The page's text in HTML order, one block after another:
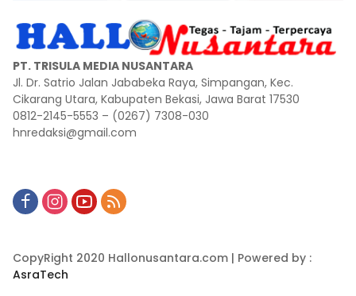
PT. TRISULA MEDIA NUSANTARA
Jl. Dr. Satrio Jalan Jababeka Raya, Simpangan, Kec.
Cikarang Utara, Kabupaten Bekasi, Jawa Barat 17530
0812-2145-5553 – (0267) 7308-030
hnredaksi@gmail.com
CopyRight 2020 Hallonusantara.com | Powered by :
AsraTech